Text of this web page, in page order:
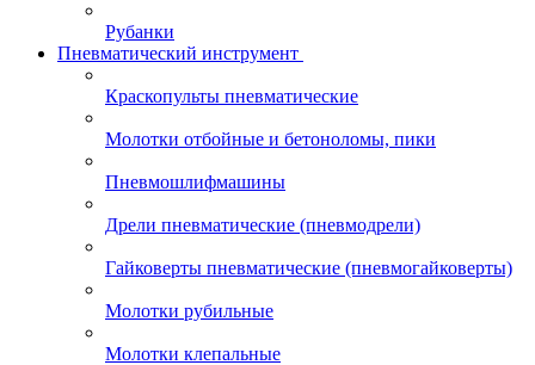
Рубанки
Пневматический инструмент
Краскопульты пневматические
Молотки отбойные и бетоноломы, пики
Пневмошлифмашины
Дрели пневматические (пневмодрели)
Гайковерты пневматические (пневмогайковерты)
Молотки рубильные
Молотки клепальные